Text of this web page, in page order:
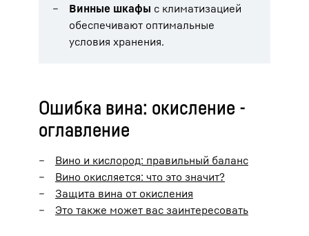
Винные шкафы с климатизацией
обеспечивают оптимальные
условия хранения.
Ошибка вина: окисление -
оглавление
Вино и кислород: правильный баланс
Вино окисляется: что это значит?
Защита вина от окисления
Это также может вас заинтересовать